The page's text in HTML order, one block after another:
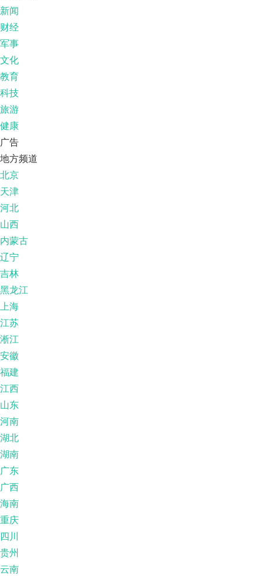
新闻
财经
军事
文化
教育
科技
旅游
健康
广告
地方频道
北京
天津
河北
山西
内蒙古
辽宁
吉林
黑龙江
上海
江苏
淅江
安徽
福建
江西
山东
河南
湖北
湖南
广东
广西
海南
重庆
四川
贵州
云南